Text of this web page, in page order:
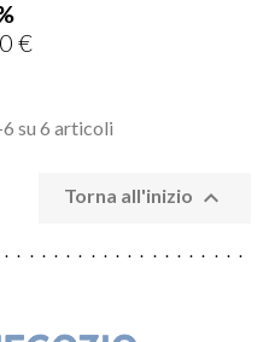
€
su 6 articoli
Torna all'inizio 